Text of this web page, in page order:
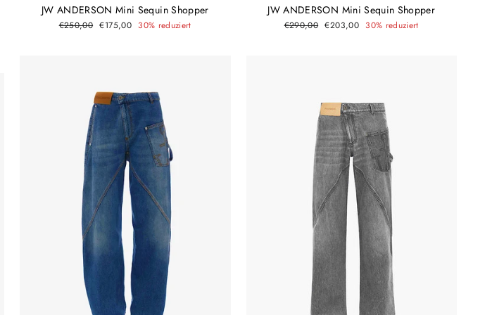
JW ANDERSON Mini Sequin Shopper
Normaler
€250,00 Sonderpreis
€175,00 30% reduziert
JW ANDERSON Mini Sequin Shopper
Normaler
€290,00 Sonderpreis
€203,00 30% reduziert